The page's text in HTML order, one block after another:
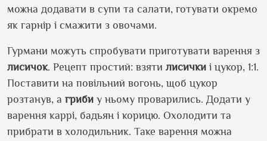
можна додавати в супи та салати, готувати окремо
як гарнір і смажити з овочами.
Гурмани можуть спробувати приготувати варення з
лисичок. Рецепт простий: взяти лисички і цукор, 1:1.
Поставити на повільний вогонь, щоб цукор
розтанув, а гриби у ньому проварились. Додати у
варення каррі, бадьян і корицю. Охолодити та
прибрати в холодильник. Таке варення можна